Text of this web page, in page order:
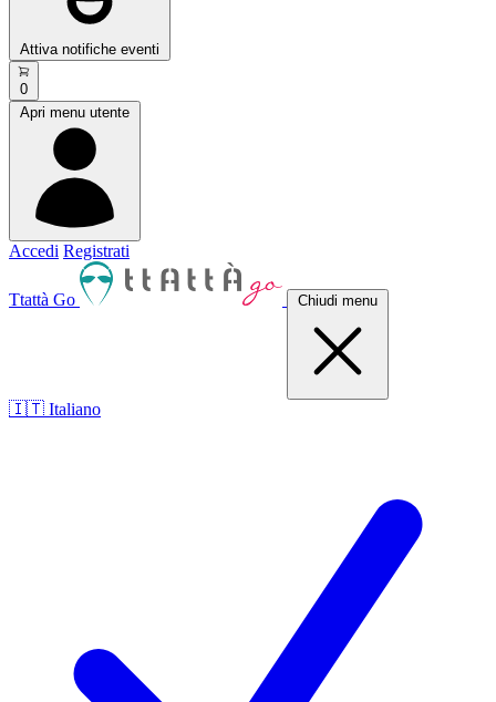
Attiva notifiche eventi
0
Apri menu utente
Accedi Registrati
Ttattà Go Chiudi menu
🇮🇹 Italiano